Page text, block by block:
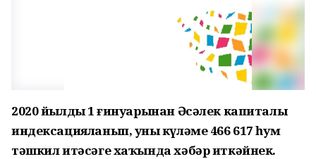
2020 йылдың 1 ғинуарынан Әсәлек капиталы
индексацияланып, уның күләме 466 617 һум
тәшкил итәсәге хаҡында хәбәр иткәйнек.